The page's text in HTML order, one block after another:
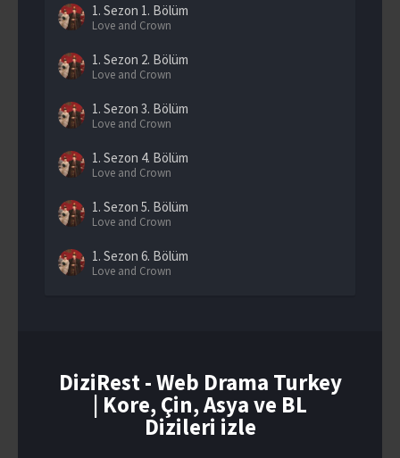
1. Sezon 1. Bölüm
Love and Crown
1. Sezon 2. Bölüm
Love and Crown
1. Sezon 3. Bölüm
Love and Crown
1. Sezon 4. Bölüm
Love and Crown
1. Sezon 5. Bölüm
Love and Crown
1. Sezon 6. Bölüm
Love and Crown
1. Sezon9. Bölüm
Love and Crown
DiziRest - Web Drama Turkey
| Kore, Çin, Asya ve BL
Dizileri izle